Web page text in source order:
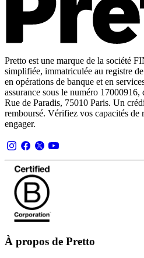
Pretto est une marque de la société
simplifiée, immatriculée au registre
en opérations de banque et en
assurance sous le numéro
Rue de Paradis, 75010 Paris. Un
remboursé. Vérifiez vos capacités de
engager.
À propos de Pretto